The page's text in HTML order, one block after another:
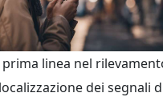
prima linea nel
dei segnali